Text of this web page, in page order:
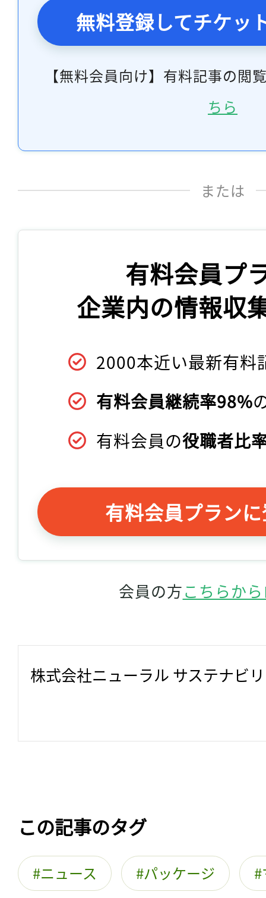
無料登録してチケッ
【無料会員向け】有料記事の閲
ちら
または
有料会員プ
企業内の情報収
2000本近い最新有料
有料会員継続率98%
有料会員の役職者比
有料会員プラン
会員の方こちらか
株式会社ニューラル サステナビ
この記事のタグ
ニュース パッケージ